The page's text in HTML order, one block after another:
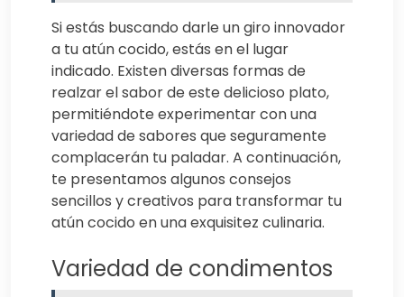
Si estás buscando darle un giro innovador
a tu atún cocido, estás en el lugar
indicado. Existen diversas formas de
realzar el sabor de este delicioso plato,
permitiéndote experimentar con una
variedad de sabores que seguramente
complacerán tu paladar. A continuación,
te presentamos algunos consejos
sencillos y creativos para transformar tu
atún cocido en una exquisitez culinaria.
Variedad de condimentos